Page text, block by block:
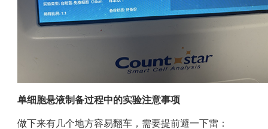
单细胞悬液制备过程中的实验注意事项
做下来有几个地方容易翻车，需要提前避一下雷：